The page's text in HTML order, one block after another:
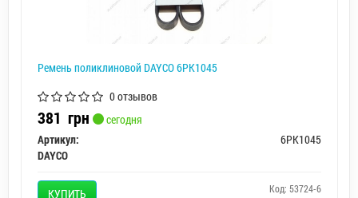
Ремень поликлиновой DAYCO 6PK1045
0 отзывов
381 грн
сегодня
Артикул:
6PK1045
DAYCO
КУПИТЬ Код: 53724-6